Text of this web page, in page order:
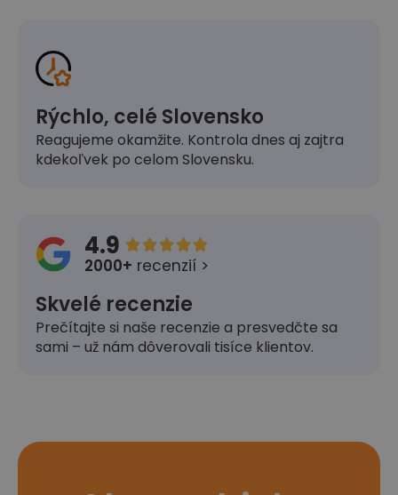
Rýchlo, celé Slovensko
Reagujeme okamžite. Kontrola dnes aj zajtra
kdekoľvek po celom Slovensku.
4.9 
2000+ recenzií >
Skvelé recenzie
Prečítajte si naše recenzie a presvedčte sa
sami – už nám dôverovali tisíce klientov.